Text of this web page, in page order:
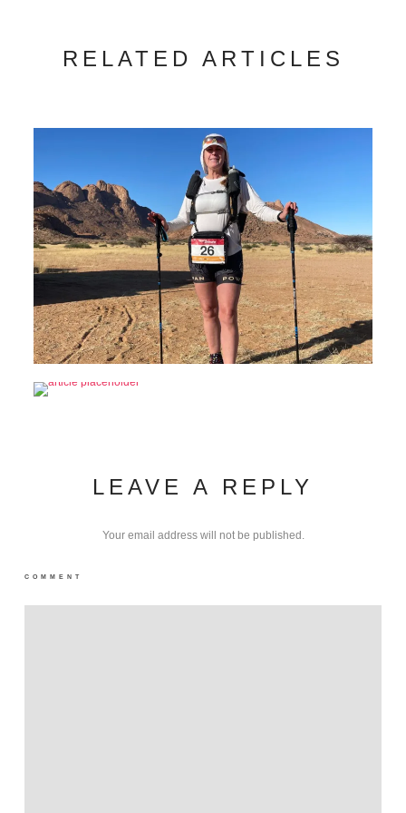
RELATED ARTICLES
LEAVE A REPLY
Your email address will not be published.
COMMENT